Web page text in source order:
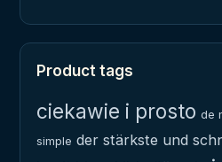
Product tags
ciekawie i prosto de
simple der stärkste und